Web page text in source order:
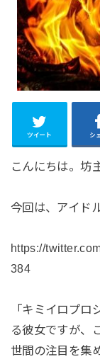
ツイート シ
こんにちは。坊
今回は、アイド
https://
384
「キミイロプ
る彼女ですが、
世間の注目を集